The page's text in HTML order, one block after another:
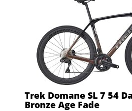
Trek Domane SL 7 54
Bronze Age Fade